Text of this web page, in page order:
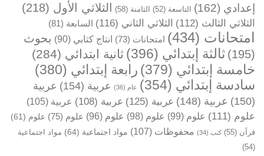
إعدادي (162) التاسعة (52) الثامنة (58) الثلاثي الأول (218)
الثلاثي الثالث (112) الثلاثي الثاني (116) السابعة (81)
امتحانات (434) امتحانات (73) انتاج كتابي (90)
بحوث
(195)
ثالثة إبتدائي (396) ثانية ابتدائي (284)
خامسة إبتدائي (379) رابعة إبتدائي (380)
سادسة إبتدائي (354) عام (36) عربية (154)
عربية
(150)
عربية (148) عربية (125) عربية (108) عربية (105)
علوم (111) علوم (99) علوم (98) علوم (96) علوم (75) علوم (61)
قرآن (55) كتب (34) محفوظات (107) مواد اجتماعية (64)
مواد اجتماعية
(54)